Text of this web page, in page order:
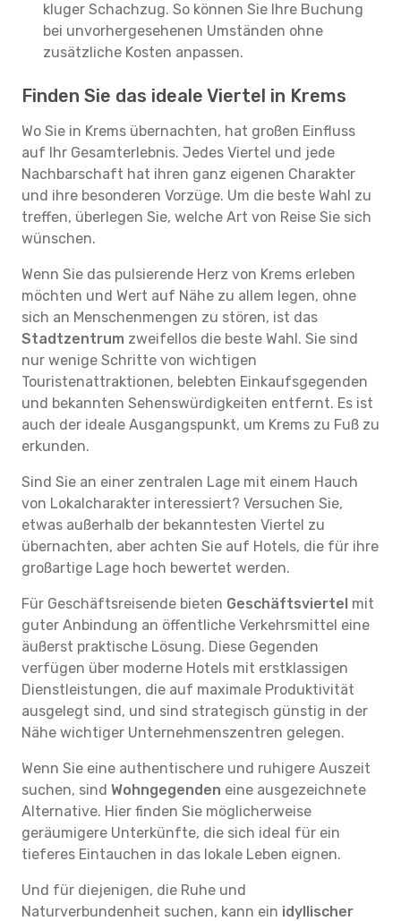
kluger Schachzug. So können Sie Ihre Buchung
bei unvorhergesehenen Umständen ohne
zusätzliche Kosten anpassen.
Finden Sie das ideale Viertel in Krems
Wo Sie in Krems übernachten, hat großen Einfluss
auf Ihr Gesamterlebnis. Jedes Viertel und jede
Nachbarschaft hat ihren ganz eigenen Charakter
und ihre besonderen Vorzüge. Um die beste Wahl zu
treffen, überlegen Sie, welche Art von Reise Sie sich
wünschen.
Wenn Sie das pulsierende Herz von Krems erleben
möchten und Wert auf Nähe zu allem legen, ohne
sich an Menschenmengen zu stören, ist das
Stadtzentrum zweifellos die beste Wahl. Sie sind
nur wenige Schritte von wichtigen
Touristenattraktionen, belebten Einkaufsgegenden
und bekannten Sehenswürdigkeiten entfernt. Es ist
auch der ideale Ausgangspunkt, um Krems zu Fuß zu
erkunden.
Sind Sie an einer zentralen Lage mit einem Hauch
von Lokalcharakter interessiert? Versuchen Sie,
etwas außerhalb der bekanntesten Viertel zu
übernachten, aber achten Sie auf Hotels, die für ihre
großartige Lage hoch bewertet werden.
Für Geschäftsreisende bieten Geschäftsviertel mit
guter Anbindung an öffentliche Verkehrsmittel eine
äußerst praktische Lösung. Diese Gegenden
verfügen über moderne Hotels mit erstklassigen
Dienstleistungen, die auf maximale Produktivität
ausgelegt sind, und sind strategisch günstig in der
Nähe wichtiger Unternehmenszentren gelegen.
Wenn Sie eine authentischere und ruhigere Auszeit
suchen, sind Wohngegenden eine ausgezeichnete
Alternative. Hier finden Sie möglicherweise
geräumigere Unterkünfte, die sich ideal für ein
tieferes Eintauchen in das lokale Leben eignen.
Und für diejenigen, die Ruhe und
Naturverbundenheit suchen, kann ein idyllischer